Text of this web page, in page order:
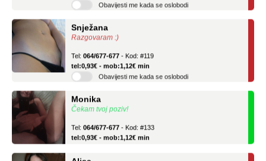
Razgovaram :)
tel:0,93€ - mob:1,12€ min
Obavijesti me kada se oslobodi
Čekam tvoj poziv!
tel:0,93€ - mob:1,12€ min